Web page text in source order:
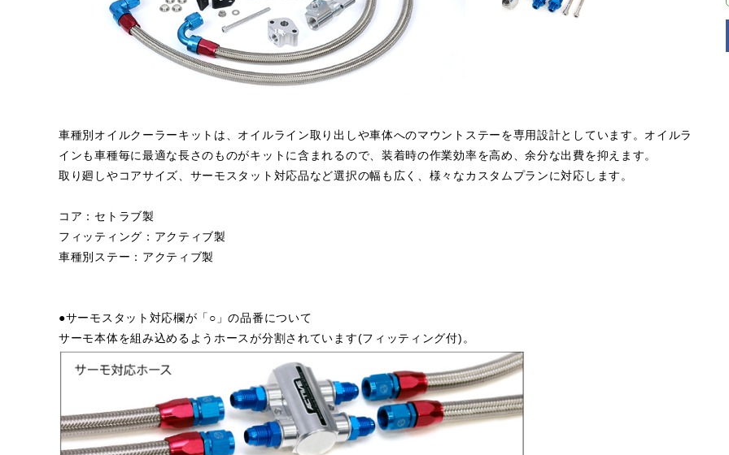
車種別オイルクーラーキットは、オイルライン取り出しや車体へのマウントステーを専用設計としています。オイルラ
インも車種毎に最適な長さのものがキットに含まれるので、装着時の作業効率を高め、余分な出費を抑えます。
取り廻しやコアサイズ、サーモスタット対応品など選択の幅も広く、様々なカスタムプランに対応します。
コア：セトラブ製
フィッティング：アクティブ製
車種別ステー：アクティブ製
●サーモスタット対応欄が「○」の品番について
サーモ本体を組み込めるようホースが分割されています(フィッティング付)。